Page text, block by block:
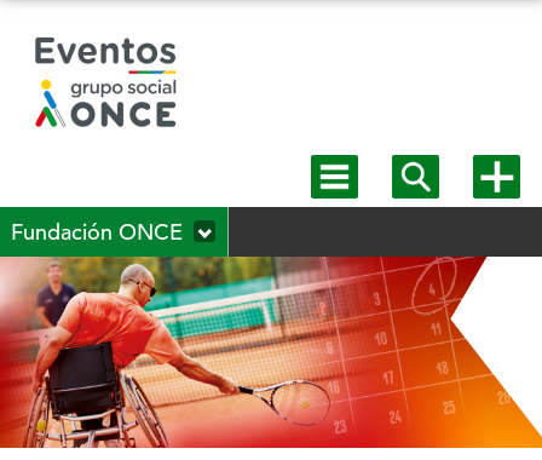
Mostrar
menú
Mostrar
buscadormás
Fundación ONCE